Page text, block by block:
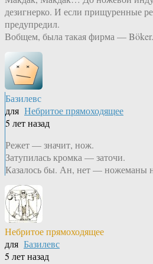
дезигнерко. И если прищуренные
предупредил.
Вобщем, была такая фирма —
Базилевс
для Небритое прямоходящее
5 лет назад
Режет — значит, нож.
Затупилась кромка — заточи.
Казалось бы. Ан, нет — ножеманы
Небритое прямоходящее
для Базилевс
5 лет назад